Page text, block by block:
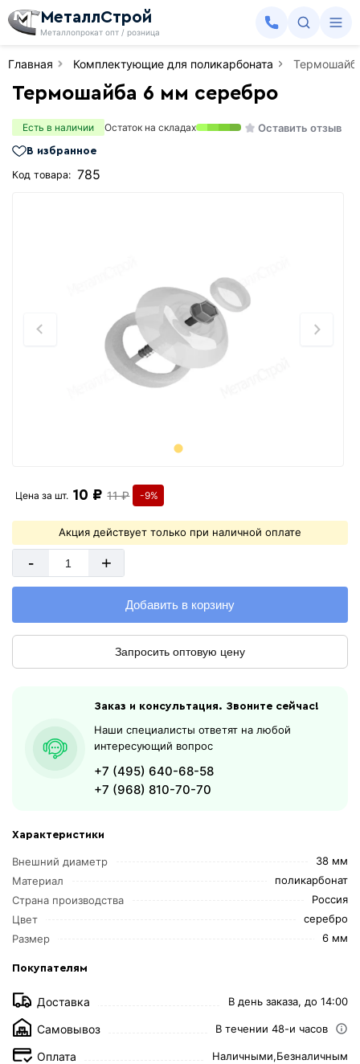
МеталлСтрой
Металлопрокат опт / розница
Главная Комплектующие для поликарбоната
Термошайба 6 мм серебро
Есть в наличии Остаток на складах Оставить отзыв
В избранное
Код товара: 785
Характеристики
Внешний диаметр
38 мм
Материал
поликарбонат
Страна производства
Россия
Цвет
серебро
Размер
6 мм
Покупателям
Доставка В день заказа, до 14:00
Самовывоз В течении 48-и часов
Оплата Наличными,Безналичным
Цена за шт. 10 ₽ 11 ₽ -9%
Акция действует только при наличной оплате
- +
Добавить в корзину
Запросить оптовую цену
Заказ и консультация. Звоните сейчас!
Наши специалисты ответят на любой
интересующий вопрос
+7 (495) 640-68-58
+7 (968) 810-70-70